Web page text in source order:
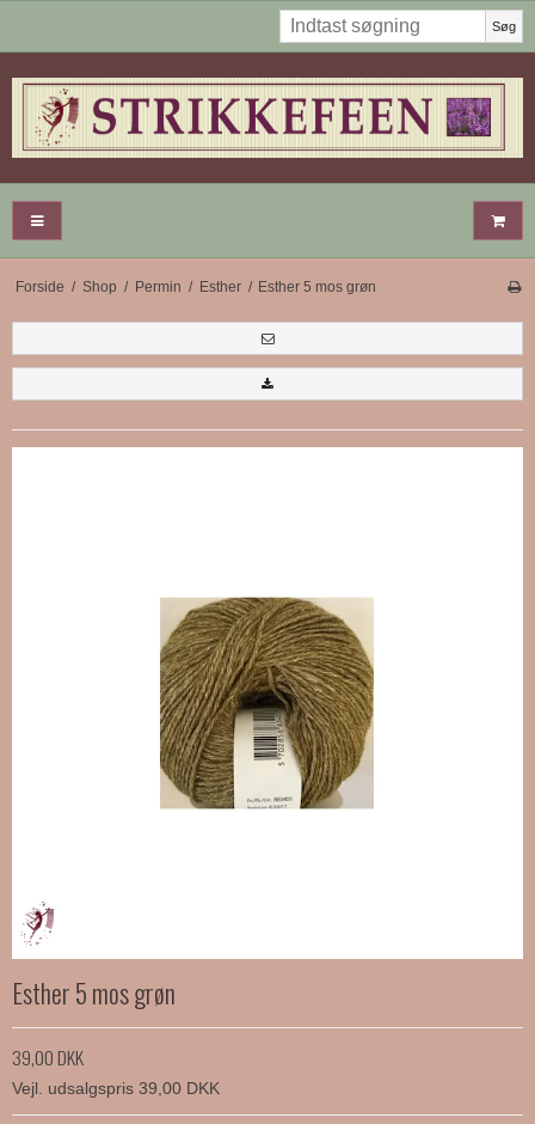
Søg
Forside / Shop / Permin / Esther / Esther 5 mos grøn
Esther 5 mos grøn
39,00 DKK
Vejl. udsalgspris 39,00 DKK